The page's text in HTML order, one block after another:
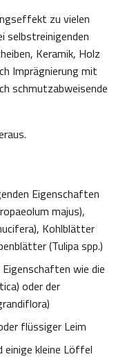
zu vielen
selbstreinigenden
Keramik, Holz
Imprägnierung mit
schmutzabweisende
Eigenschaften
majus),
Kohlblätter
(Tulipa spp.)
wie die
oder der
flüssiger Leim
einige kleine Löffel